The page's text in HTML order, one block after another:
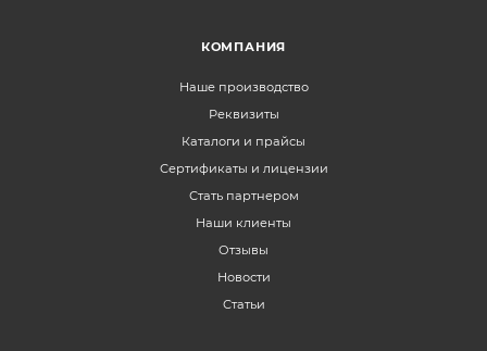
КОМПАНИЯ
Наше производство
Реквизиты
Каталоги и прайсы
Сертификаты и лицензии
Стать партнером
Наши клиенты
Отзывы
Новости
Статьи